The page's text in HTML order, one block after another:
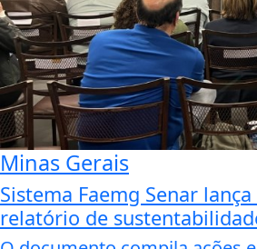
Minas Gerais
Sistema Faemg Senar
relatório de